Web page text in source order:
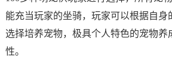
能充当玩家的坐骑，玩家可以根据自身
选择培养宠物，极具个人特色的宠物养
性。